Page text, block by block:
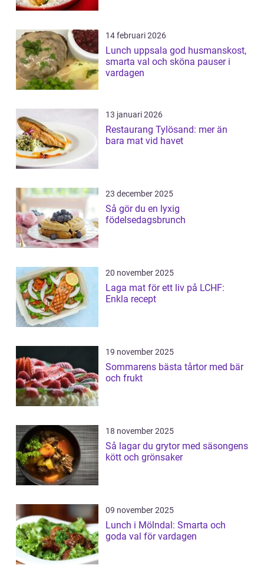
14 februari 2026
Lunch uppsala god husmanskost,
smarta val och sköna pauser i
vardagen
13 januari 2026
Restaurang Tylösand: mer än
bara mat vid havet
23 december 2025
Så gör du en lyxig
födelsedagsbrunch
20 november 2025
Laga mat för ett liv på LCHF:
Enkla recept
19 november 2025
Sommarens bästa tårtor med bär
och frukt
18 november 2025
Så lagar du grytor med säsongens
kött och grönsaker
09 november 2025
Lunch i Mölndal: Smarta och
goda val för vardagen